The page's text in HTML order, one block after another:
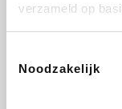
verzameld op
Noodzakelijk